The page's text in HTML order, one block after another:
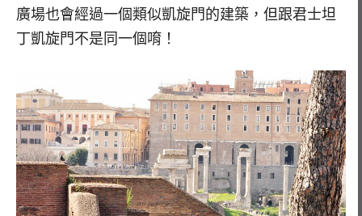
廣場也會經過一個類似凱旋門的建築，但跟君士坦
丁凱旋門不是同一個唷！